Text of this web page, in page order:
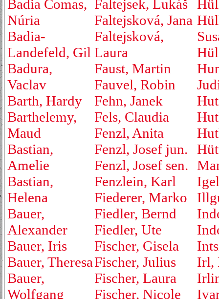
Badia Comas,
Núria
Badia-
Landefeld, Gil
Badura,
Vaclav
Barth, Hardy
Barthelemy,
Maud
Bastian,
Amelie
Bastian,
Helena
Bauer,
Alexander
Bauer, Iris
Bauer, Theresa
Bauer,
Wolfgang
Faltejsek, Lukáš
Faltejsková, Jana
Faltejsková,
Laura
Faust, Martin
Fauvel, Robin
Fehn, Janek
Fels, Claudia
Fenzl, Anita
Fenzl, Josef jun.
Fenzl, Josef sen.
Fenzlein, Karl
Fiederer, Marko
Fiedler, Bernd
Fiedler, Ute
Fischer, Gisela
Fischer, Julius
Fischer, Laura
Fischer, Nicole
Irl,